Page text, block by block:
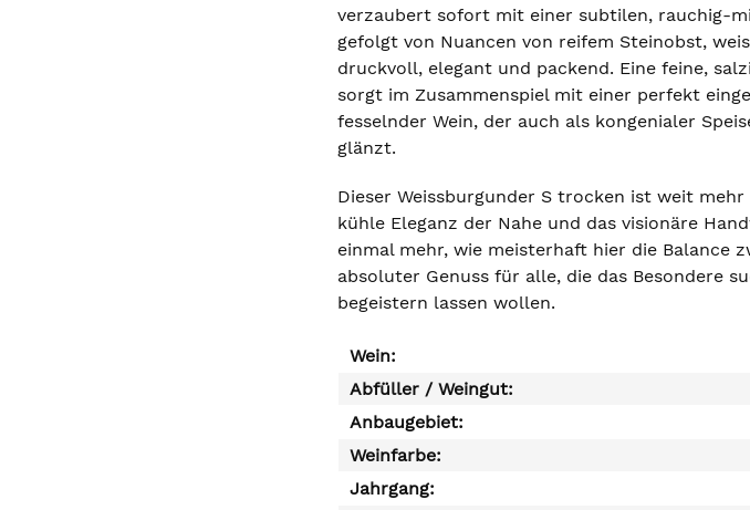
verzaubert sofort mit einer subtilen, rauchig-
gefolgt von Nuancen von reifem Steinobst,
druckvoll, elegant und packend. Eine feine,
sorgt im Zusammenspiel mit einer perfekt
fesselnder Wein, der auch als kongenialer
glänzt.
Dieser Weissburgunder S trocken ist weit
kühle Eleganz der Nahe und das visionäre
einmal mehr, wie meisterhaft hier die Balance
absoluter Genuss für alle, die das Besondere
begeistern lassen wollen.
Wein:
Abfüller / Weingut:
Anbaugebiet:
Weinfarbe:
Jahrgang: